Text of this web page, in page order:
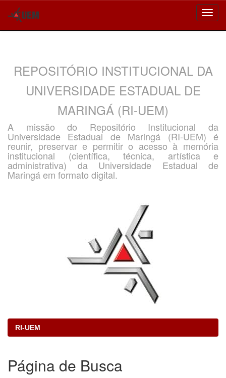
REPOSITÓRIO INSTITUCIONAL DA
UNIVERSIDADE ESTADUAL DE
MARINGÁ (RI-UEM)
A missão do Repositório Institucional da
Universidade Estadual de Maringá (RI-UEM) é
reunir, preservar e permitir o acesso à memória
institucional (científica, técnica, artística e
administrativa) da Universidade Estadual de
Maringá em formato digital.
RI-UEM
Página de Busca